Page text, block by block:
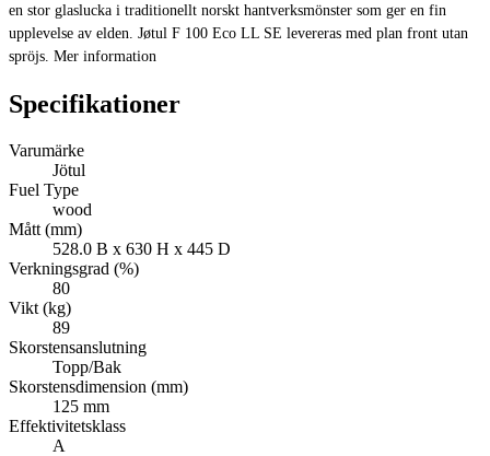
en stor glaslucka i traditionellt norskt hantverksmönster som ger en fin
upplevelse av elden. Jøtul F 100 Eco LL SE levereras med plan front utan
spröjs. Mer information
Specifikationer
Varumärke
Jötul
Fuel Type
wood
Mått (mm)
528.0 B x 630 H x 445 D
Verkningsgrad (%)
80
Vikt (kg)
89
Skorstensanslutning
Topp/Bak
Skorstensdimension (mm)
125 mm
Effektivitetsklass
A